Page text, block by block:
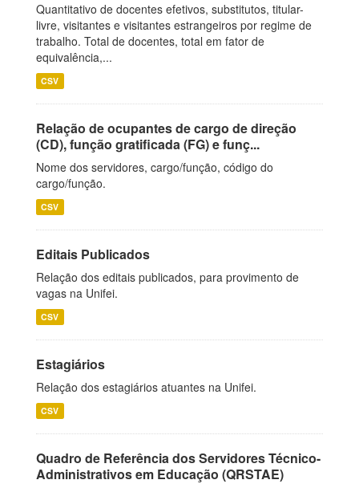
Quantitativo de docentes efetivos, substitutos, titular-
livre, visitantes e visitantes estrangeiros por regime de
trabalho. Total de docentes, total em fator de
equivalência,...
CSV
Relação de ocupantes de cargo de direção
(CD), função gratificada (FG) e funç...
Nome dos servidores, cargo/função, código do
cargo/função.
CSV
Editais Publicados
Relação dos editais publicados, para provimento de
vagas na Unifei.
CSV
Estagiários
Relação dos estagiários atuantes na Unifei.
CSV
Quadro de Referência dos Servidores Técnico-
Administrativos em Educação (QRSTAE)